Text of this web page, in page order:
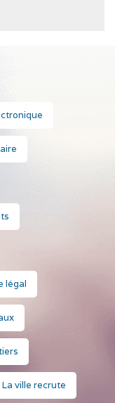
légal
La ville recrute